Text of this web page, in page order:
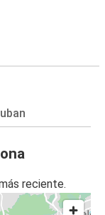
reciente.